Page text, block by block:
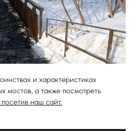
и характеристиках
мостов, а также посмотреть
посетив наш сайт.